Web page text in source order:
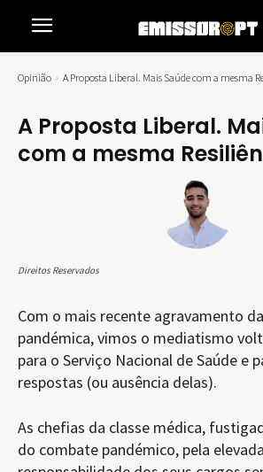
Opinião A Proposta Liberal. Mais Saúde com a mesma
A Proposta Liberal.
com a mesma
Direitos Reservados
Com o mais recente agravamento
pandémica, vimos o mediatismo
para o Serviço Nacional de Saúde e
respostas (ou ausência delas).
As chefias da classe médica,
do combate pandémico, pela elevada